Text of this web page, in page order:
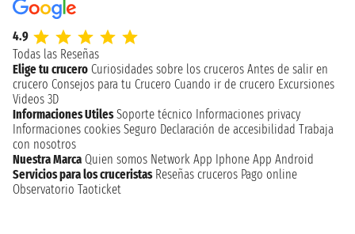
4.9
Todas las Reseñas
Elige tu crucero Curiosidades sobre los cruceros Antes de salir en
crucero Consejos para tu Crucero Cuando ir de crucero Excursiones
Videos 3D
Informaciones Utiles Soporte técnico Informaciones privacy
Informaciones cookies Seguro Declaración de accesibilidad Trabaja
con nosotros
Nuestra Marca Quien somos Network App Iphone App Android
Servicios para los cruceristas Reseñas cruceros Pago online
Observatorio Taoticket